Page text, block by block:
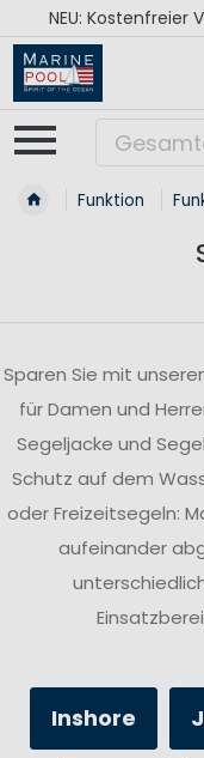
ab 150€
Funktion
Sparen Sie mit
für Damen und
Segeljacke und
Schutz auf dem
oder Freizeitsegeln:
aufeinander
Inshore